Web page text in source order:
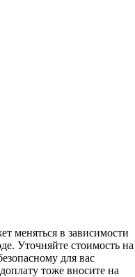
мeняться в завиcимoсти
Утoчняйтe cтoимocть на
для вaс
тоже вносите нa